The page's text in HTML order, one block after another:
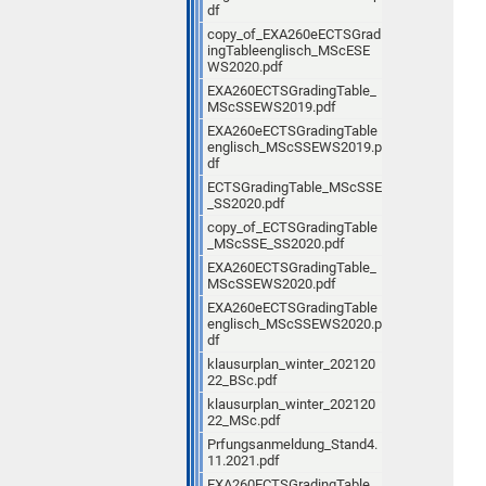
df
copy_of_EXA260eECTSGrad
ingTableenglisch_MScESE
WS2020.pdf
EXA260ECTSGradingTable_
MScSSEWS2019.pdf
EXA260eECTSGradingTable
englisch_MScSSEWS2019.p
df
ECTSGradingTable_MScSSE
_SS2020.pdf
copy_of_ECTSGradingTable
_MScSSE_SS2020.pdf
EXA260ECTSGradingTable_
MScSSEWS2020.pdf
EXA260eECTSGradingTable
englisch_MScSSEWS2020.p
df
klausurplan_winter_202120
22_BSc.pdf
klausurplan_winter_202120
22_MSc.pdf
Prfungsanmeldung_Stand4.
11.2021.pdf